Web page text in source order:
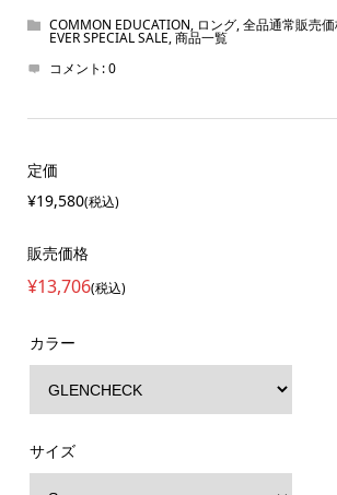
COMMON EDUCATION, ロング,全品通常販売
EVER SPECIAL SALE,商品一覧
コメント:0
定価
¥19,580(税込)
販売価格
¥13,706(税込)
カラー
サイズ